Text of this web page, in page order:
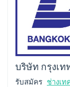
บริษัท กรุงเท
รับสมัคร ช่างเ